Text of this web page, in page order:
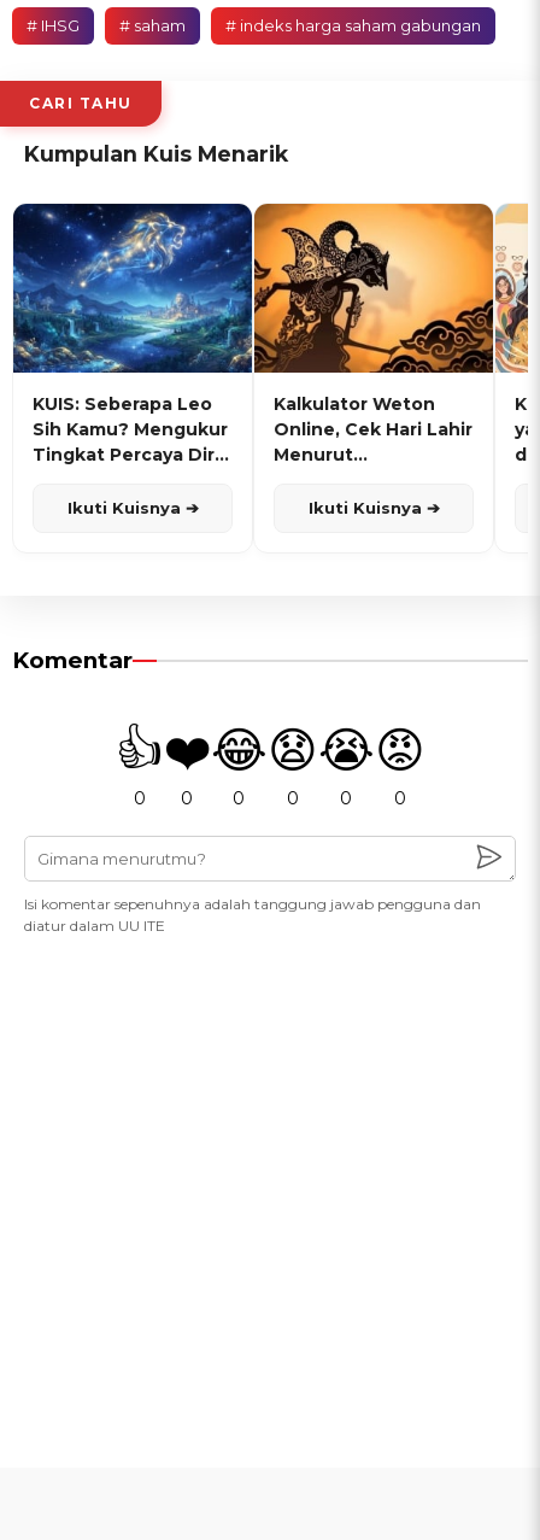
# IHSG # saham # indeks harga saham gabungan
CARI TAHU
Kumpulan Kuis Menarik
KUIS: Seberapa Leo
Sih Kamu? Mengukur
Tingkat Percaya Diri
Ikuti Kuisnya ➔
Kalkulator Weton
Online, Cek Hari Lahir
Menurut
Ikuti Kuisnya ➔
Komentar
👍
0
❤️
0
😂
0
😧
0
😭
0
😡
0
Isi komentar sepenuhnya adalah tanggung jawab pengguna dan
diatur dalam UU ITE